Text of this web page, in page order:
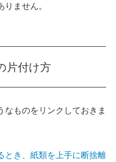
ません。
片付け方
なものをリンクしておきま
とき、紙類を上手に断捨離